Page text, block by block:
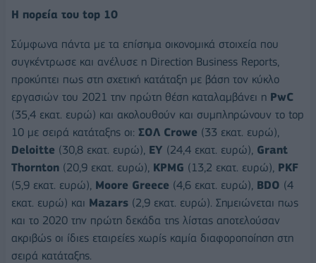
Η πορεία του top 10
Σύμφωνα πάντα με τα επίσημα οικονομικά στοιχεία που
συγκέντρωσε και ανέλυσε η Direction Business Reports,
προκύπτει πως στη σχετική κατάταξη με βάση τον κύκλο
εργασιών του 2021 την πρώτη θέση καταλαμβάνει η PwC
(35,4 εκατ. ευρώ) και ακολουθούν και συμπληρώνουν το top
10 με σειρά κατάταξης οι: ΣΟΛ Crowe (33 εκατ. ευρώ),
Deloitte (30,8 εκατ. ευρώ), EY (24,4 εκατ. ευρώ), Grant
Thornton (20,9 εκατ. ευρώ), KPMG (13,2 εκατ. ευρώ), PKF
(5,9 εκατ. ευρώ), Moore Greece (4,6 εκατ. ευρώ), ΒDO (4
εκατ. ευρώ) και Mazars (2,9 εκατ. ευρώ). Σημειώνεται πως
και το 2020 την πρώτη δεκάδα της λίστας αποτελούσαν
ακριβώς οι ίδιες εταιρείες χωρίς καμία διαφοροποίηση στη
σειρά κατάταξης.